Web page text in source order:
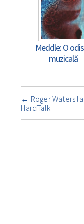
Meddle: O
muzicală
Navigare
însemnare
← Roger Waters la
HardTalk